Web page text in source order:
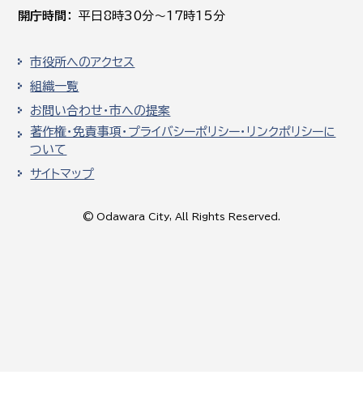
開庁時間
平日8時30分～17時15分
市役所へのアクセス
組織一覧
お問い合わせ・市への提案
著作権・免責事項・プライバシーポリシー・リンクポリシーに
ついて
サイトマップ
© Odawara City, All Rights Reserved.